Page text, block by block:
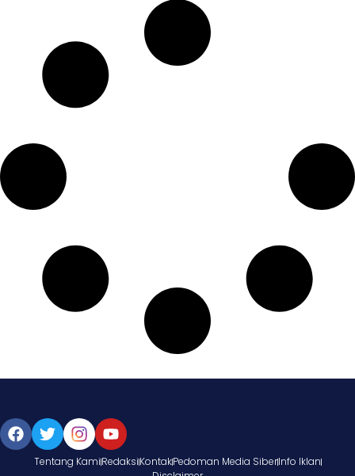
Tentang KamiRedaksiKontakPedoman Media SiberInfo Iklan